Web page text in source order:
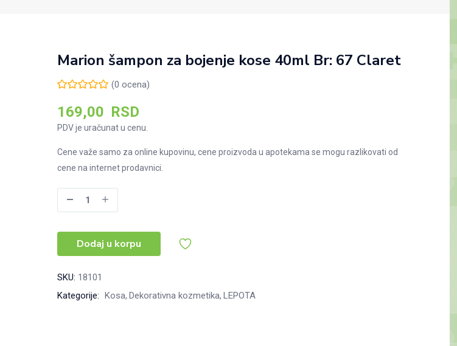
Marion šampon za bojenje kose 40ml Br: 67 Claret
(0 ocena)
169,00 RSD
PDV je uračunat u cenu.
Cene važe samo za online kupovinu, cene proizvoda u apotekama se mogu razlikovati od
cene na internet prodavnici.
šampon
bojenje
kose
40ml
Br:
Dodaj u korpu
SKU: 18101
Kategorije: Kosa Dekorativna kozmetika LEPOTA